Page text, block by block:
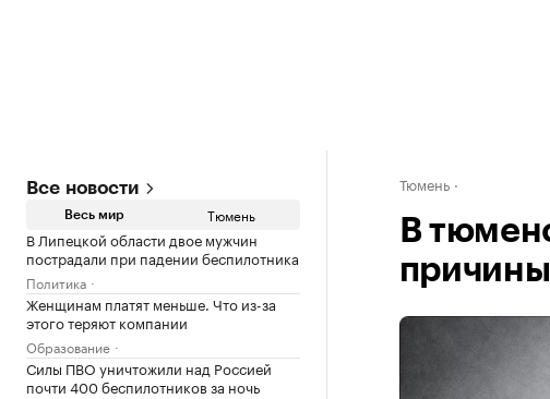
Все новости
Весь мир Тюмень
В Липецкой области двое мужчин
пострадали при падении беспилотника
Политика
Женщинам платят меньше. Что из-за
этого теряют компании
Образование
Силы ПВО уничтожили над Россией
почти 400 беспилотников за ночь
Тюмень
В